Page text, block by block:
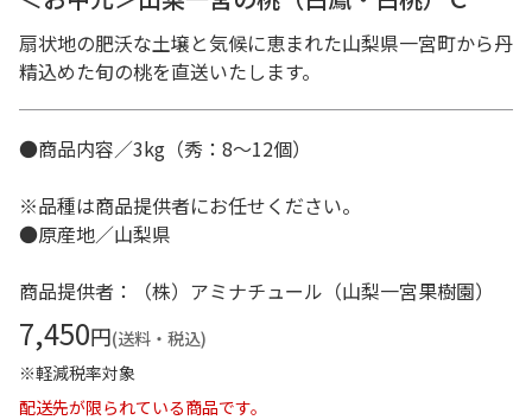
扇状地の肥沃な土壌と気候に恵まれた山梨県一宮町から丹
精込めた旬の桃を直送いたします。
●商品内容／3kg（秀：8～12個）
※品種は商品提供者にお任せください。
●原産地／山梨県
商品提供者：（株）アミナチュール（山梨一宮果樹園）
7,450円(送料・税込)
※軽減税率対象
配送先が限られている商品です。